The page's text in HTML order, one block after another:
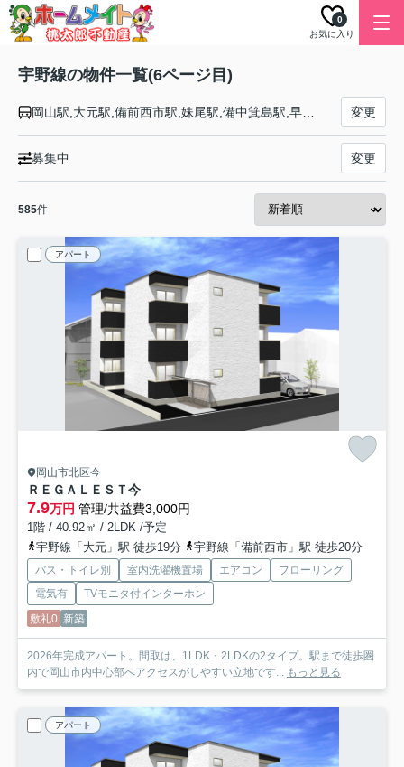
お気に入り
0
宇野線の物件一覧(6ページ目)
変更
募集中 変更
585件
アパート
岡山市北区今
ＲＥＧＡＬＥＳＴ今
7.9万円 管理/共益費3,000円
1階 / 40.92㎡ / 2LDK /予定
宇野線「大元」駅 徒歩19分
宇野線「備前西市」駅 徒歩20分
バス・トイレ別 室内洗濯機置場 エアコン
フローリング
電気有
TVモニタ付インターホン
敷礼0 新築
2026年完成アパート。間取は、1LDK・2LDKの2タイプ。駅まで徒歩圏
内で岡山市内中心部へアクセスがしやすい立地です... もっと見る
アパート